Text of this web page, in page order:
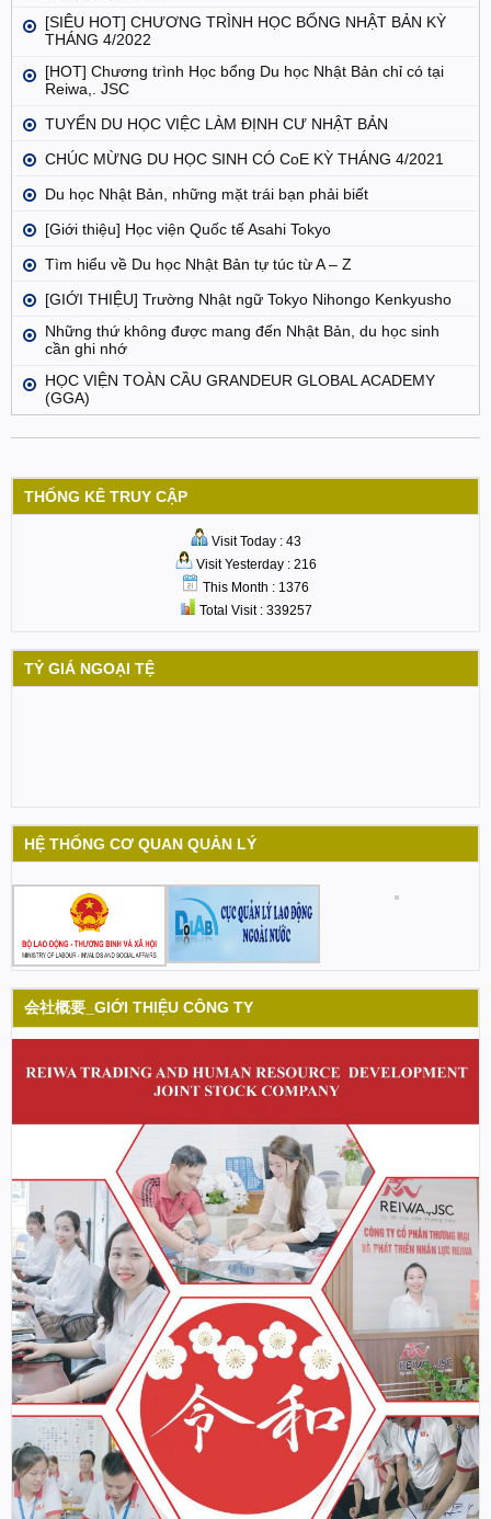
[SIÊU HOT] CHƯƠNG TRÌNH HỌC BỔNG NHẬT BẢN KỲ
THÁNG 4/2022
[HOT] Chương trình Học bổng Du học Nhật Bản chỉ có tại
Reiwa,. JSC
TUYỂN DU HỌC VIỆC LÀM ĐỊNH CƯ NHẬT BẢN
CHÚC MỪNG DU HỌC SINH CÓ CoE KỲ THÁNG 4/2021
Du học Nhật Bản, những mặt trái bạn phải biết
[Giới thiệu] Học viện Quốc tế Asahi Tokyo
Tìm hiểu về Du học Nhật Bản tự túc từ A – Z
[GIỚI THIỆU] Trường Nhật ngữ Tokyo Nihongo Kenkyusho
Những thứ không được mang đến Nhật Bản, du học sinh
cần ghi nhớ
HỌC VIỆN TOÀN CẦU GRANDEUR GLOBAL ACADEMY
(GGA)
THỐNG KÊ TRUY CẬP
Visit Today : 43
Visit Yesterday : 216
This Month : 1376
Total Visit : 339257
TỶ GIÁ NGOẠI TỆ
HỆ THỐNG CƠ QUAN QUẢN LÝ
会社概要_GIỚI THIỆU CÔNG TY